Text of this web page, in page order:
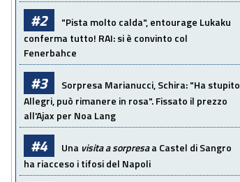
#2
"Pista molto calda", entourage Lukaku
conferma tutto! RAI: si è convinto col
Fenerbahce
#3
Sorpresa Marianucci, Schira: "Ha stupito
Allegri, può rimanere in rosa". Fissato il prezzo
all'Ajax per Noa Lang
#4 Una visita a sorpresaa Castel di Sangro
ha riacceso i tifosi del Napoli